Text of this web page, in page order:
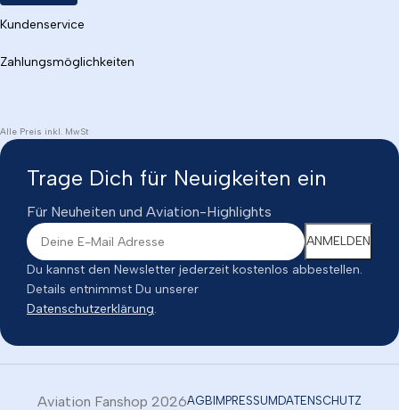
Kundenservice
Zahlungsmöglichkeiten
Alle Preis inkl. MwSt
Trage Dich für Neuigkeiten ein
Für Neuheiten und Aviation-Highlights
Du kannst den Newsletter jederzeit kostenlos abbestellen.
Details entnimmst Du unserer
Datenschutzerklärung.
Aviation Fanshop 2026AGB IMPRESSUM DATENSCHUTZ